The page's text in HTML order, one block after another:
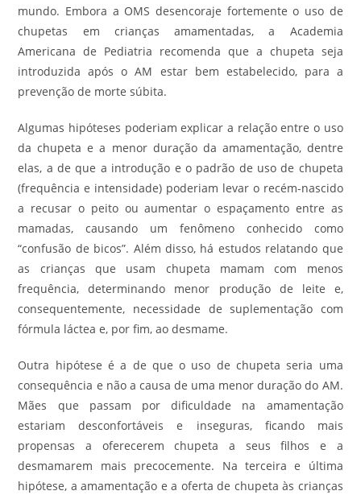
mundo. Embora a OMS desencoraje fortemente o uso de
chupetas em crianças amamentadas, a Academia
Americana de Pediatria recomenda que a chupeta seja
introduzida após o AM estar bem estabelecido, para a
prevenção de morte súbita.
Algumas hipóteses poderiam explicar a relação entre o uso
da chupeta e a menor duração da amamentação, dentre
elas, a de que a introdução e o padrão de uso de chupeta
(frequência e intensidade) poderiam levar o recém-nascido
a recusar o peito ou aumentar o espaçamento entre as
mamadas, causando um fenômeno conhecido como
“confusão de bicos”. Além disso, há estudos relatando que
as crianças que usam chupeta mamam com menos
frequência, determinando menor produção de leite e,
consequentemente, necessidade de suplementação com
fórmula láctea e, por fim, ao desmame.
Outra hipótese é a de que o uso de chupeta seria uma
consequência e não a causa de uma menor duração do AM.
Mães que passam por dificuldade na amamentação
estariam desconfortáveis e inseguras, ficando mais
propensas a oferecerem chupeta a seus filhos e a
desmamarem mais precocemente. Na terceira e última
hipótese, a amamentação e a oferta de chupeta às crianças